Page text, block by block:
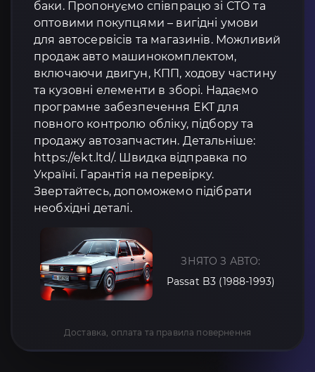
баки. Пропонуємо співпрацю зі СТО та
оптовими покупцями – вигідні умови
для автосервісів та магазинів. Можливий
продаж авто машинокомплектом,
включаючи двигун, КПП, ходову частину
та кузовні елементи в зборі. Надаємо
програмне забезпечення EKT для
повного контролю обліку, підбору та
продажу автозапчастин. Детальніше:
https://ekt.ltd/. Швидка відправка по
Україні. Гарантія на перевірку.
Звертайтесь, допоможемо підібрати
необхідні деталі.
ЗНЯТО З АВТО:
Passat B3 (1988-1993)
Доставка, оплата та правила повернення